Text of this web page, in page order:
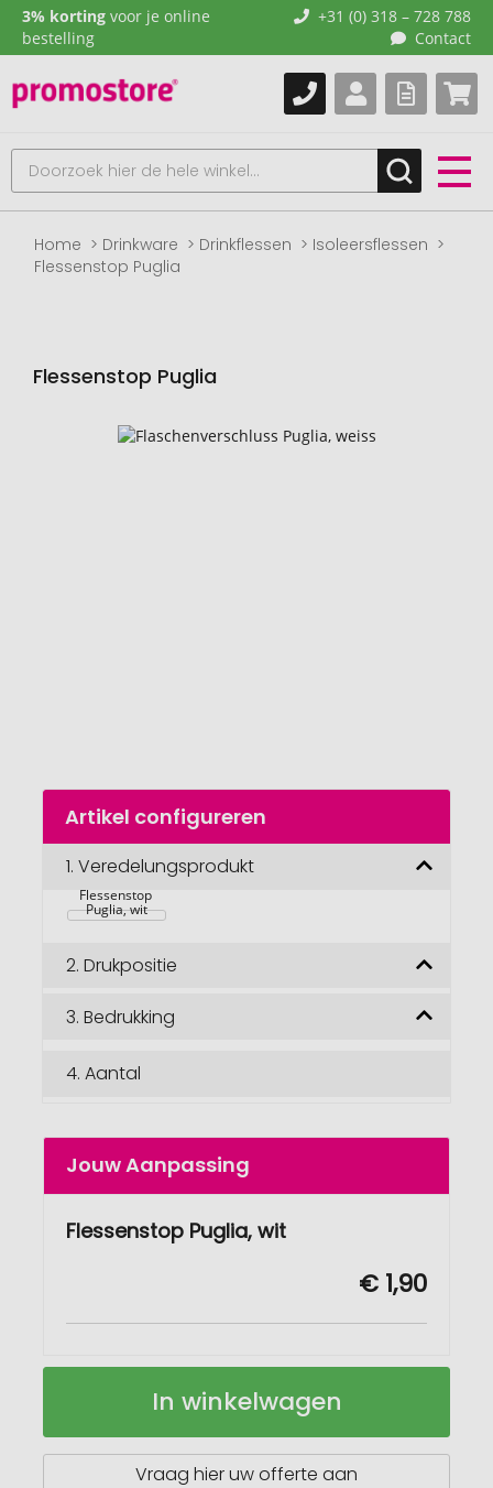
3% korting voor je online
bestelling
+31 (0) 318 – 728 788
Contact
Home Drinkware Drinkflessen
Isoleersflessen
Flessenstop Puglia
Flessenstop Puglia
Naar
begin
afbeeldingengalerij
Artikel configureren
1. Veredelungsprodukt
Flessenstop
Puglia, wit
2. Drukpositie
3. Bedrukking
4. Aantal
Jouw Aanpassing
Flessenstop Puglia, wit
€ 1,90
Flessenstop
Op
In winkelwagen
Vraag hier uw offerte aan